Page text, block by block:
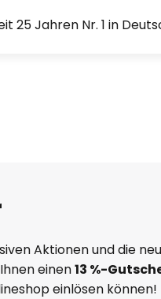
25 Jahren Nr. 1 in
Aktionen und die
einen13 %-
einlösen können!